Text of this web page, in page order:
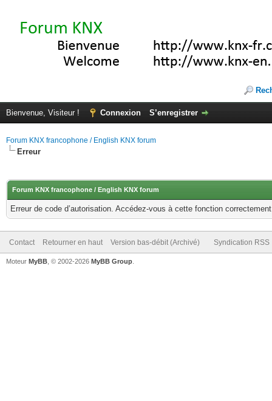
Bienvenue, Visiteur ! Connexion S’enregistrer
Forum KNX francophone / English KNX forum
Erreur
Forum KNX francophone / English KNX forum
Erreur de code d’autorisation. Accédez-vous à cette fonction
Contact Retourner en haut Version bas-débit (Archivé) Syndication RSS
Moteur MyBB , © 2002-2026 MyBB Group